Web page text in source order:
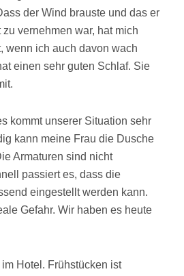
der Wind brauste und das er
vernehmen war, hat mich
wenn ich auch davon wach
einen sehr guten Schlaf. Sie
kommt unserer Situation sehr
kann meine Frau die Dusche
Armaturen sind nicht
passiert es, dass die
eingestellt werden kann.
Gefahr. Wir haben es heute
Hotel. Frühstücken ist